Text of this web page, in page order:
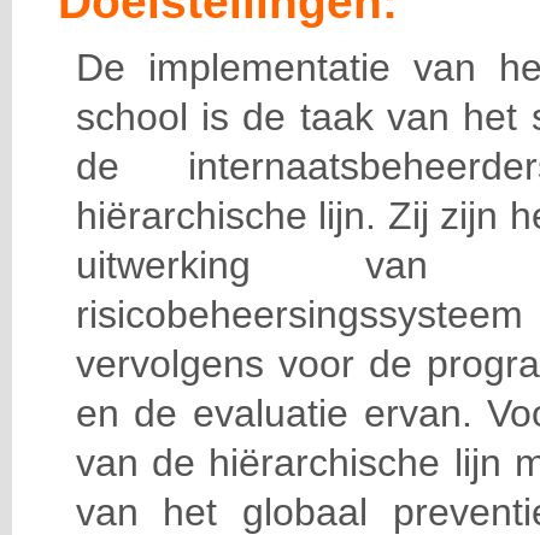
De implementatie van
school is de taak van het
de
hiërarchische lijn. Zij zijn
uitwerking van
vervolgens voor de
en de evaluatie ervan.
van de hiërarchische lijn
van het globaal